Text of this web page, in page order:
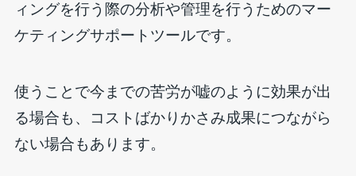
ィングを行う際の分析や管理を行うためのマー
ケティングサポートツールです。
使うことで今までの苦労が嘘のように効果が出
る場合も、コストばかりかさみ成果につながら
ない場合もあります。